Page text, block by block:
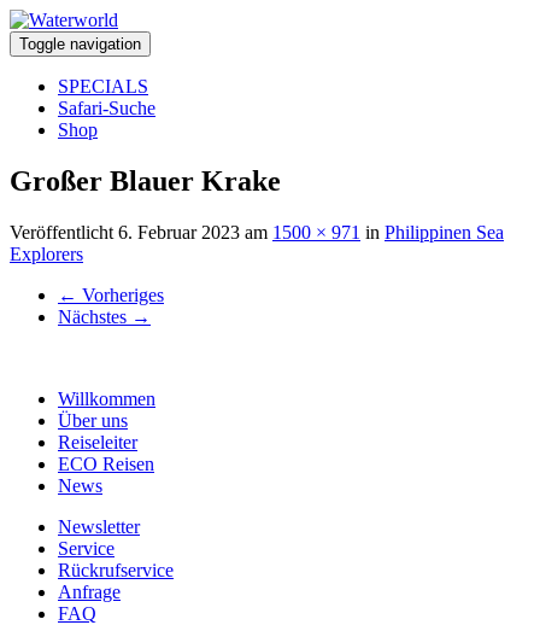
Toggle navigation
SPECIALS
Safari-Suche
Shop
Großer Blauer Krake
Veröffentlicht 6. Februar 2023 am 1500 × 971 in Philippinen Sea
Explorers
← Vorheriges
Nächstes →
Willkommen
Über uns
Reiseleiter
ECO Reisen
News
Newsletter
Service
Rückrufservice
Anfrage
FAQ